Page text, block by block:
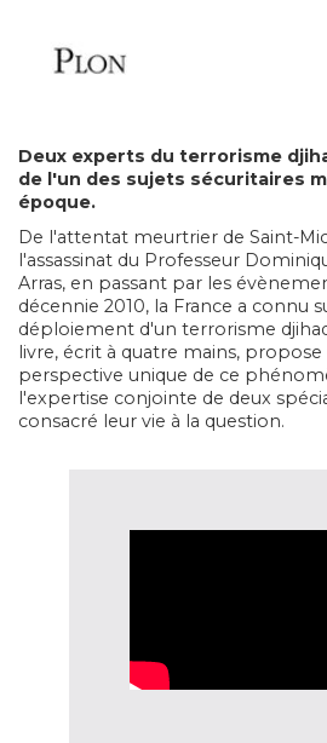
Deux experts du terrorisme
de l'un des sujets sécuritaires
époque.
De l'attentat meurtrier de Saint-
l'assassinat du Professeur
Arras, en passant par les
décennie 2010, la France a connu
déploiement d'un terrorisme
livre, écrit à quatre mains,
perspective unique de ce
l'expertise conjointe de deux
consacré leur vie à la question.